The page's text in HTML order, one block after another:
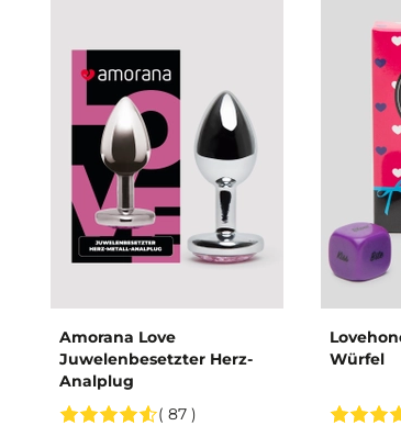
Amorana Love
Juwelenbesetzter Herz-
Analplug
( 87 )
Würfel